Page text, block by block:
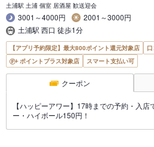
土浦駅 土浦 個室 居酒屋 歓送迎会
3001～4000円
2001～3000円
土浦駅 西口 徒歩1分
【アプリ予約限定】最大800ポイント還元対象店
ポイントプラス対象店
スマート支払い可
クーポン
【ハッピーアワー】17時までの予約・入
ー・ハイボール150円！